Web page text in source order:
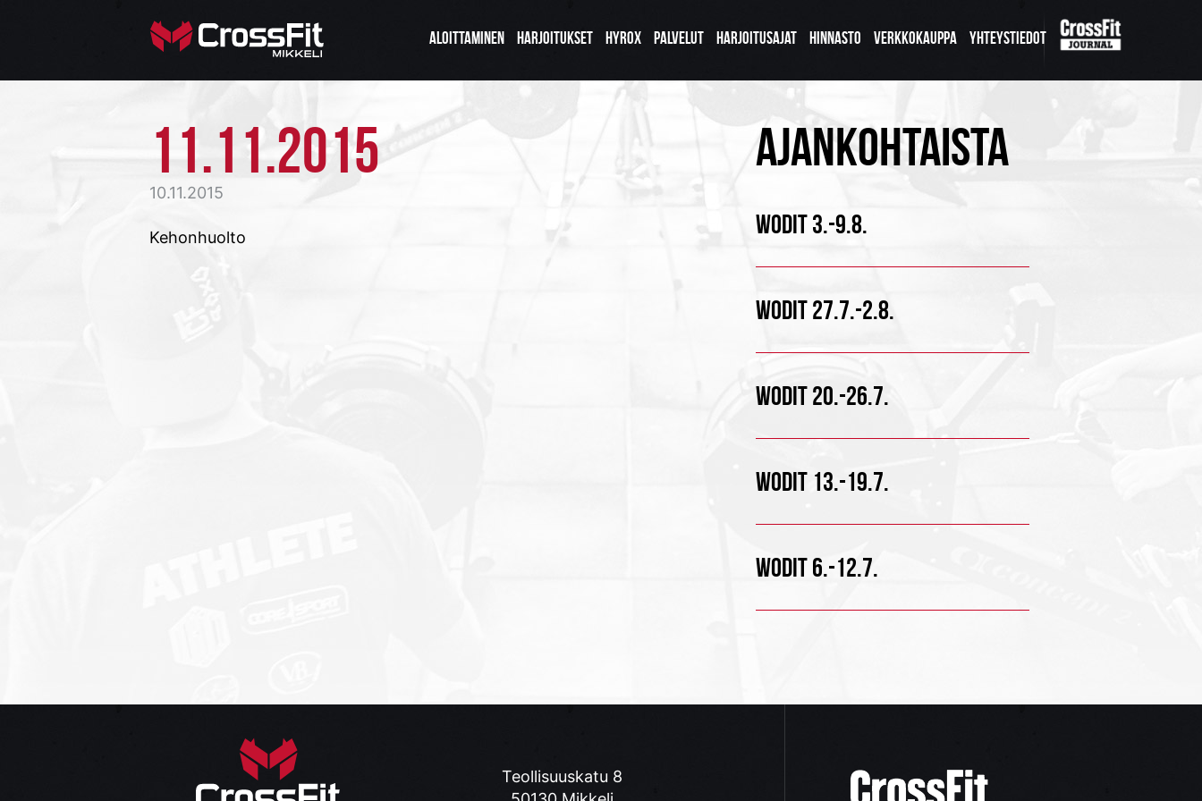
ALOITTAMINEN HARJOITUKSET HYROX PALVELUT HARJOITUSAJAT HINNASTO VERKKOKAUPPA YHTEYSTIEDOT
11.11.2015
10.11.2015
Kehonhuolto
AJANKOHTAISTA
WODIT 3.-9.8.
WODIT 27.7.-2.8.
WODIT 20.-26.7.
WODIT 13.-19.7.
WODIT 6.-12.7.
Teollisuuskatu 8